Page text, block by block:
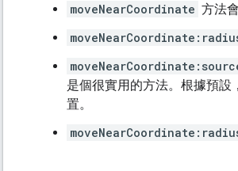
moveNearCoordinate 方法
是個很實用的方法。根據預
置。